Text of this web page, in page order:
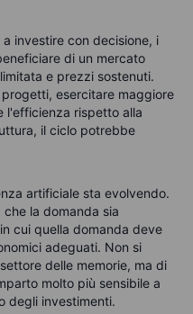
investire con decisione, i
di un mercato
e prezzi sostenuti.
esercitare maggiore
l'efficienza rispetto alla
il ciclo potrebbe
artificiale sta evolvendo.
la domanda sia
cui quella domanda deve
adeguati. Non si
delle memorie, ma di
molto più sensibile a
degli investimenti.